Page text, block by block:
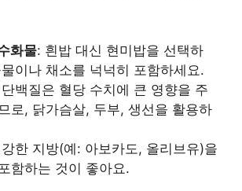
화물: 흰밥 대신 현미밥을 선택하
이나 채소를 넉넉히 포함하세요.
백질은 혈당 수치에 큰 영향을 주
로, 닭가슴살, 두부, 생선을 활용하
한 지방(예: 아보카도, 올리브유)을
함하는 것이 좋아요.